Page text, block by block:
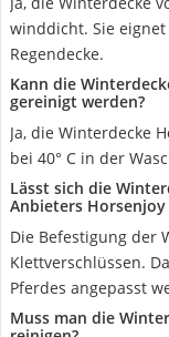
winddicht. Sie
Regendecke.
Kann die
gereinigt werden?
Ja, die Winterdecke
bei 40° C in der
Lässt sich die
Anbieters
Die Befestigung der
Klettverschlüssen.
Pferdes angepasst
Muss man die